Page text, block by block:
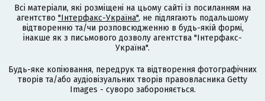
Всі матеріали, які розміщені на цьому сайті із посиланням на
агентство "Інтерфакс-Україна", не підлягають подальшому
відтворенню та/чи розповсюдженню в будь-якій формі,
інакше як з письмового дозволу агентства "Інтерфакс-
Україна".
Будь-яке копіювання, передрук та відтворення фотографічних
творів та/або аудіовізуальних творів правовласника Getty
Images - суворо забороняється.